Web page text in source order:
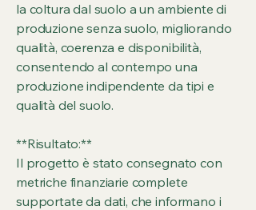
la coltura dal suolo a un ambiente di
produzione senza suolo, migliorando
qualità, coerenza e disponibilità,
consentendo al contempo una
produzione indipendente da tipi e
qualità del suolo.
**Risultato:**
Il progetto è stato consegnato con
metriche finanziarie complete
supportate da dati, che informano i